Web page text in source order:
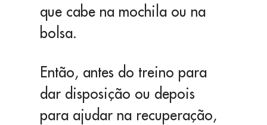
que cabe na mochila ou na
bolsa.
Então, antes do treino para
dar disposição ou depois
para ajudar na recuperação,